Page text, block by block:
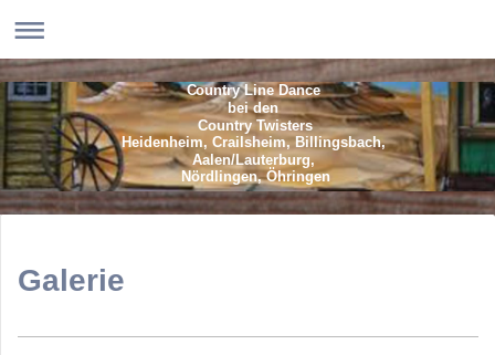
Country Line Dance
bei den
Country Twisters
Heidenheim, Crailsheim, Billingsbach,
Aalen/Lauterburg,
Nördlingen, Öhringen
Galerie